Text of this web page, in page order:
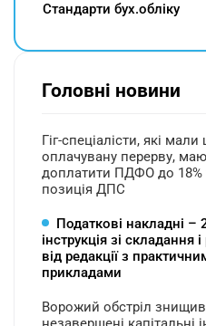
Cтандарти бух.обліку
Головні новини
Гіг-спеціалісти, які мали
оплачувану перерву,
доплатити ПДФО до 18%
позиція ДПС
Податкові накладні –
інструкція зі складання і
від редакції з
прикладами
Ворожий обстріл знищив